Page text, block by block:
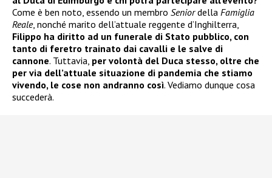
Come è ben noto, essendo un membro Seniordella Famiglia
Reale, nonché marito dell’attuale reggente d’Inghilterra,
Filippo ha diritto ad un funerale di Stato pubblico, con
tanto di feretro trainato dai cavalli e le salve di
cannone. Tuttavia, per volontà del Duca stesso, oltre che
per via dell’attuale situazione di pandemia che stiamo
vivendo, le cose non andranno così. Vediamo dunque cosa
succederà.